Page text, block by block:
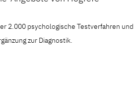
2.000 psychologische Testverfahren und
zur Diagnostik.